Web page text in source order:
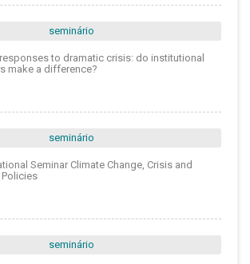
seminário
to dramatic crisis: do institutional
make a difference?
seminário
Seminar Climate Change, Crisis and
Policies
seminário